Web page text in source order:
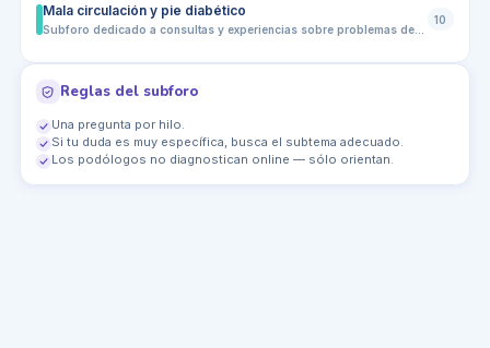
Mala circulación y pie diabético
Subforo dedicado a consultas y experiencias sobre problemas de circulación en personas con diabetes y su relación con la salud del pie. Comparte dudas sobre pies fríos, cambios de color, hinchazón, heridas que tardan en cerrar, dolor al caminar, pérdida de sensibilidad y señales de alarma. Un espacio orientado a la prevención, el seguimiento podológico y la importancia de acudir a un profesional sanitario ante cualquier cambio sospechoso.
10
Reglas del subforo
Una pregunta por hilo.
Si tu duda es muy específica, busca el subtema adecuado.
Los podólogos no diagnostican online — sólo orientan.